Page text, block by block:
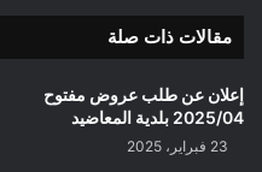
مقالات ذات صلة
إعلان عن طلب عروض مفتوح
2025/04 بلدية المعاضيد
23 فبراير، 2025